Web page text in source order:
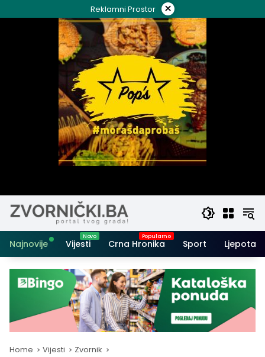
to
Reklamni Prostor ×
Najnovije Vijesti Crna Hronika Sport Ljepota i
Home Vijesti Zvornik